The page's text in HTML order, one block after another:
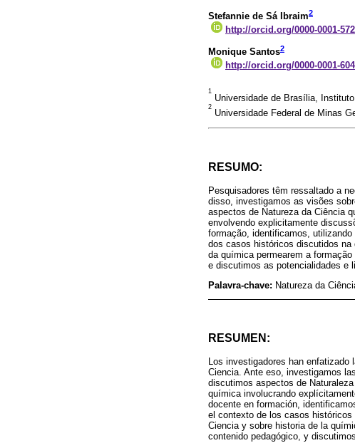
Stefannie de Sá Ibraim2
http://orcid.org/0000-0001-
Monique Santos2
http://orcid.org/0000-0001-
1
Universidade de Brasília,
2
Universidade Federal de Minas
RESUMO:
Pesquisadores têm ressaltado a
disso, investigamos as visões
aspectos de Natureza da Ciência
envolvendo explicitamente
formação, identificamos,
dos casos históricos discutidos
da química permearem a
e discutimos as potencialidades e
Palavra-chave: Natureza da
RESUMEN:
Los investigadores han
Ciencia. Ante eso, investigamos
discutimos aspectos de
química involucrando
docente en formación,
el contexto de los casos
Ciencia y sobre historia de la
contenido pedagógico, y